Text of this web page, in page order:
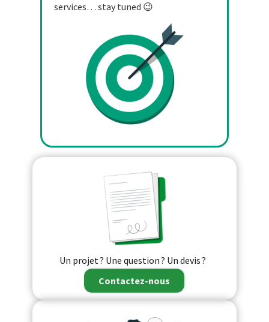
services… stay tuned 😉
Un projet ? Une question ? Un devis ?
Contactez-nous